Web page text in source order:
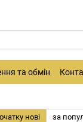
та обмін
нові за